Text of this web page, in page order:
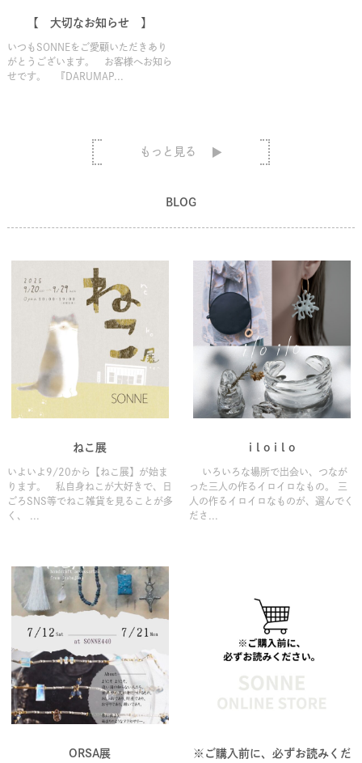
【 大切なお知らせ 】
いつもSONNEをご愛顧いただきあり
がとうございます。 お客様へお知ら
せです。 『DARUMAP...
もっと見る
BLOG
ねこ展
いよいよ9/20から【ねこ展】が始ま
ります。 私自身ねこが大好きで、日
ごろSNS等でねこ雑貨を見ることが多
く、 ...
i l o i l o
いろいろな場所で出会い、つなが
った三人の作るイロイロなもの。 三
人の作るイロイロなものが、選んでく
ださ...
ORSA展
※ご購入前に、必ずお読みくだ